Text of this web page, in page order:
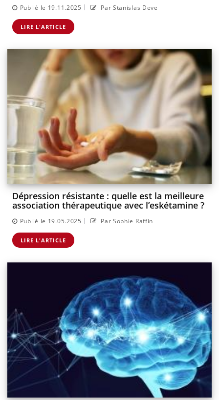
Publié le 19.11.2025 | Par Stanislas Deve
LIRE L'ARTICLE
Dépression résistante : quelle est la meilleure
association thérapeutique avec l’eskétamine ?
Publié le 19.05.2025 | Par Sophie Raffin
LIRE L'ARTICLE